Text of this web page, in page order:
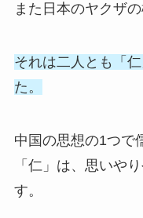
また日本のヤクザ
それは二人とも「
た。
中国の思想の1つで
「仁」は、思いや
す。